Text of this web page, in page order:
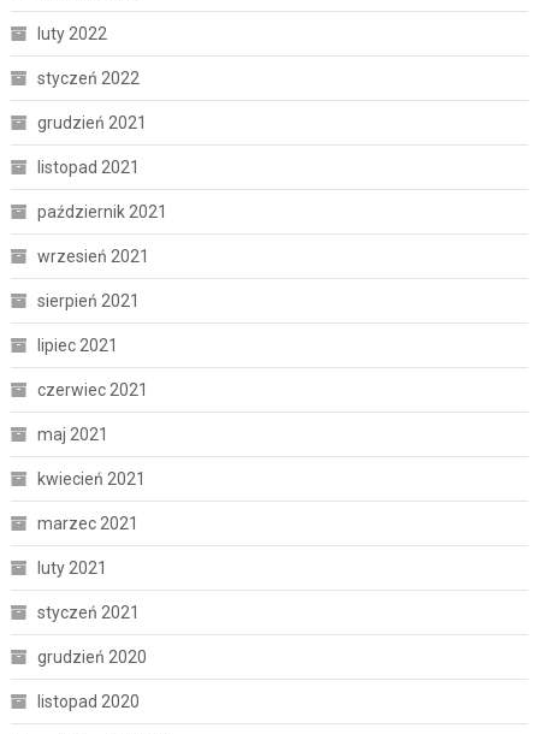
luty 2022
styczeń 2022
grudzień 2021
listopad 2021
październik 2021
wrzesień 2021
sierpień 2021
lipiec 2021
czerwiec 2021
maj 2021
kwiecień 2021
marzec 2021
luty 2021
styczeń 2021
grudzień 2020
listopad 2020